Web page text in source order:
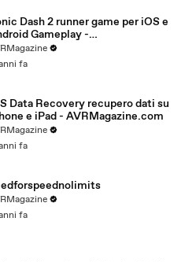
Dash 2 runner game per iOS e
Gameplay -
fa
Data Recovery recupero dati su
e iPad - AVRMagazine.com
fa
fa